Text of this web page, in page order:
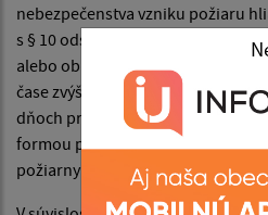
nebezpečenstva vzniku požiaru
s § 10 ods. 2 vyhlášky MV SR č.
alebo obhospodarovateľ lesa
čase zvýšeného nebezpečenstva
dňoch pracovného pokoja a v
formou pochôdzok, kamerovým
požiarnym monitoringom, alebo